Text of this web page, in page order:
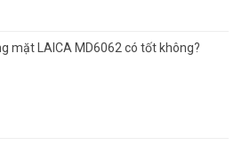
mặt LAICA MD6062 có tốt không?